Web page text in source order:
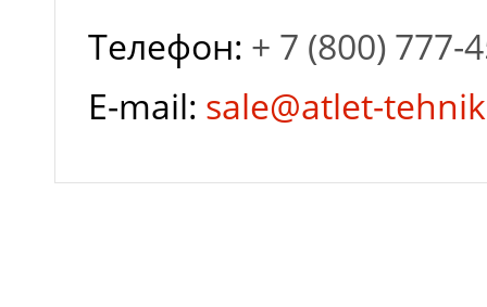
мм
Телефон: + 7 (800) 777-
E-mail: sale@atlet-